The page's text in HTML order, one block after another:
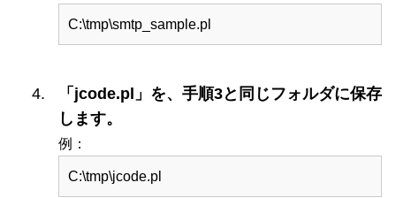
C:\tmp\smtp_sample.pl
「jcode.pl」を、手順3と同じフォルダに保存
します。
例：
C:\tmp\jcode.pl